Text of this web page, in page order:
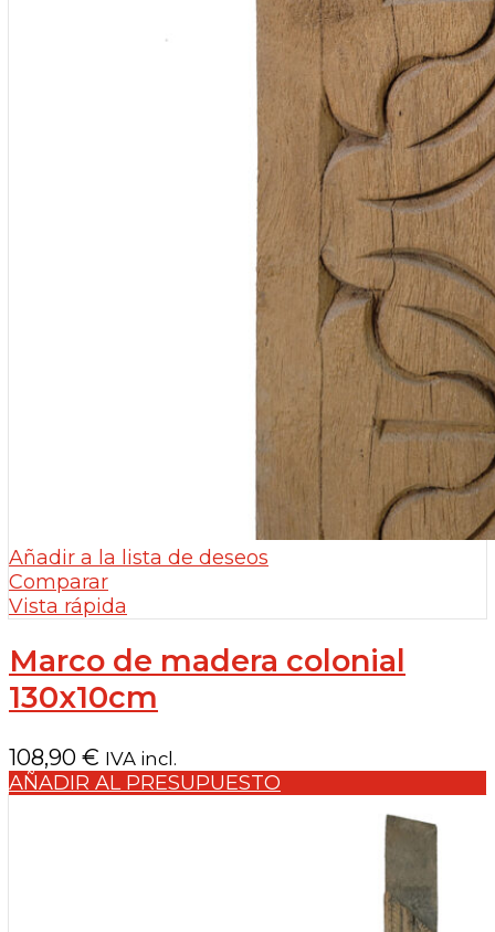
Añadir a la lista de deseos
Comparar
Vista rápida
Marco de madera colonial
130x10cm
108,90 € IVA incl.
AÑADIR AL PRESUPUESTO